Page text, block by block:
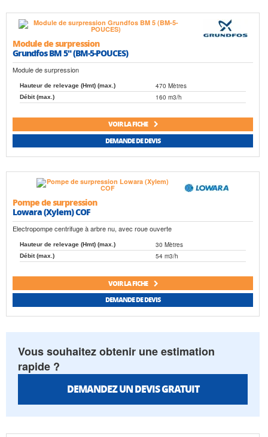
Module de surpression
Grundfos BM 5" (BM-5-POUCES)
Module de surpression
Hauteur de relevage (Hmt) (max.) 470 Mètres
Débit (max.) 160 m3/h
VOIR LA FICHE
DEMANDE DE DEVIS
Pompe de surpression
Lowara (Xylem) COF
Electropompe centrifuge à arbre nu, avec roue ouverte
Hauteur de relevage (Hmt) (max.) 30 Mètres
Débit (max.) 54 m3/h
VOIR LA FICHE
DEMANDE DE DEVIS
Vous souhaitez obtenir une estimation
rapide ?
DEMANDEZ UN DEVIS GRATUIT